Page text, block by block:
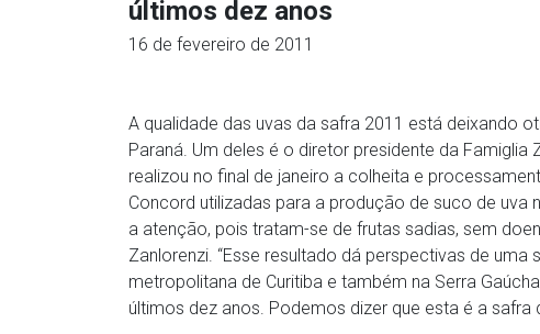
últimos dez anos
16 de fevereiro de 2011
A qualidade das uvas da safra 2011 está deixando
Paraná. Um deles é o diretor presidente da Famiglia
realizou no final de janeiro a colheita e
Concord utilizadas para a produção de suco de uva
a atenção, pois tratam-se de frutas sadias, sem
Zanlorenzi. “Esse resultado dá perspectivas de
metropolitana de Curitiba e também na Serra
últimos dez anos. Podemos dizer que esta é a safra